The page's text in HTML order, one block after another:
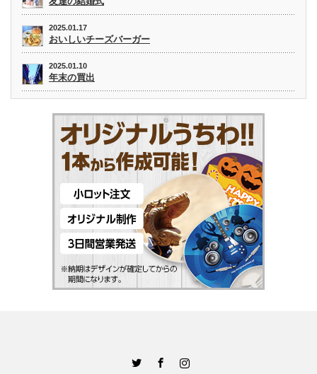
2025.01.17
おいしいチーズバーガー
2025.01.10
年末の買出